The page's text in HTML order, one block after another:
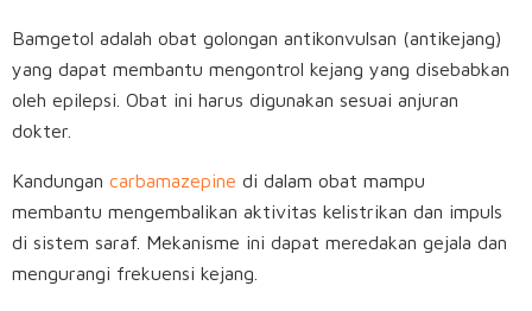
Bamgetol adalah obat golongan antikonvulsan (antikejang)
yang dapat membantu mengontrol kejang yang disebabkan
oleh epilepsi. Obat ini harus digunakan sesuai anjuran
dokter.
Kandungan carbamazepine di dalam obat mampu
membantu mengembalikan aktivitas kelistrikan dan impuls
di sistem saraf. Mekanisme ini dapat meredakan gejala dan
mengurangi frekuensi kejang.